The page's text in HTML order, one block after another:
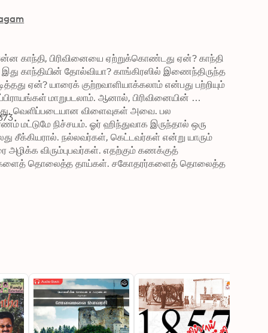
காந்தி, பிரிவினையை ஏற்றுக்கொண்டது ஏன்? காந்தி
இது காந்தியின் தோல்வியா? காங்கிரஸில் இணைந்திருந்த
ஏன்? யாரைக் குற்றவாளியாக்கலாம் என்பது பற்றியும்
மாறுபடலாம். ஆனால், பிரிவினையின்
வெளிப்படையான விளைவுகள் அவை. பல
மட்டுமே நிச்சயம். ஓர் ஹிந்துவாக இருந்தால் ஒரு
சீக்கியரால். நல்லவர்கள், கெட்டவர்கள் என்று யாரும்
அழிக்க விரும்புபவர்கள். எதற்கும் கணக்குத்
தொலைத்த தாய்கள். சகோதரர்களைத் தொலைத்த
என்பது தெரியாமலேயே இந்த நிமிடம் வரை
மனச்சிதைவுக்கு ஆளாகி
இது அரசியல் வரலாறு மட்டுமல்ல. மதவெறி என்னும்